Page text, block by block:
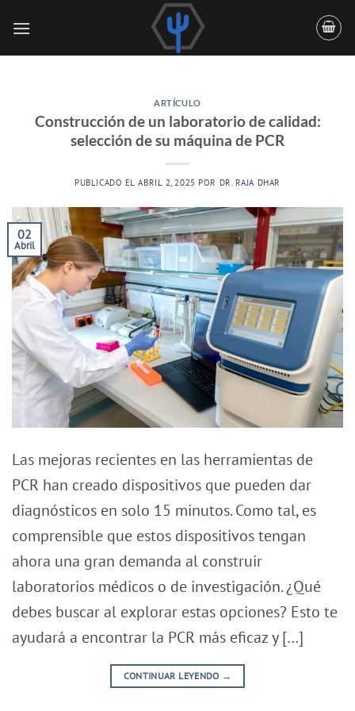
ARTÍCULO
Construcción de un laboratorio de calidad:
selección de su máquina de PCR
PUBLICADO ELABRIL 2, 2025 POR DR. RAJA DHAR
02
Abril
Las mejoras recientes en las herramientas de
PCR han creado dispositivos que pueden dar
diagnósticos en solo 15 minutos. Como tal, es
comprensible que estos dispositivos tengan
ahora una gran demanda al construir
laboratorios médicos o de investigación. ¿Qué
debes buscar al explorar estas opciones? Esto te
ayudará a encontrar la PCR más eficaz y […]
CONTINUAR LEYENDO →